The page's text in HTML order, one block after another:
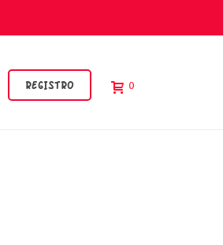
REGISTRO 0